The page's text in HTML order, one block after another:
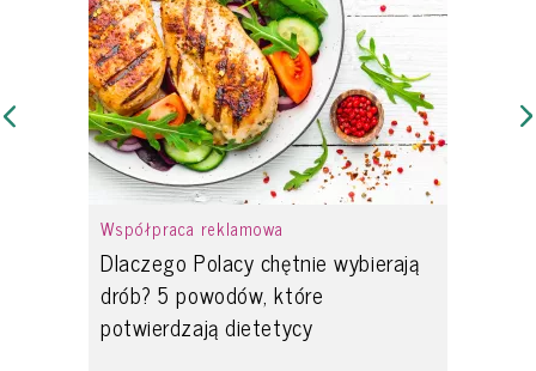
Współpraca reklamowa
Dlaczego Polacy chętnie wybierają
drób? 5 powodów, które
potwierdzają dietetycy